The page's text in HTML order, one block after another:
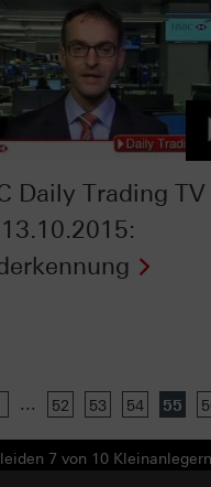
Daily Trading TV
... 52 53 54 55
7 von 10